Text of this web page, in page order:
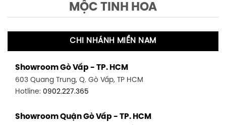
MỘC TINH HOA
CHI NHÁNH MIỀN NAM
Showroom Gò Vấp - TP. HCM
603 Quang Trung, Q. Gò Vấp, TP HCM
Hotline: 0902.227.365
Showroom Quận Gò Vấp - TP. HCM